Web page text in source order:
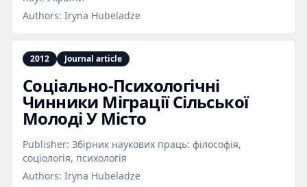
Authors: Iryna Hubeladze
2012 Journal article
Соціально‑Психологічні
Чинники Міграції Сільської
Молоді У Місто
Publisher: Збірник наукових праць: філософія,
соціологія, психологія
Authors: Iryna Hubeladze